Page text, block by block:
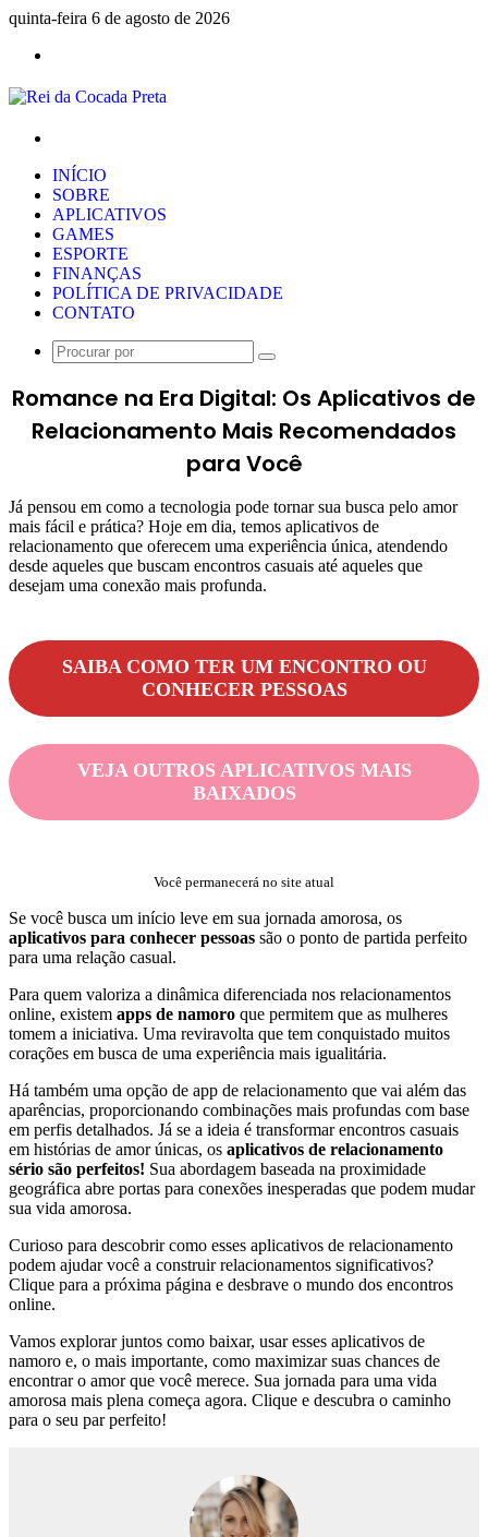
quinta-feira 6 de agosto de 2026
INÍCIO
SOBRE
APLICATIVOS
GAMES
ESPORTE
FINANÇAS
POLÍTICA DE PRIVACIDADE
CONTATO
Procurar
Romance na Era Digital: Os Aplicativos de
Relacionamento Mais Recomendados
para Você
Já pensou em como a tecnologia pode tornar sua busca pelo amor
mais fácil e prática? Hoje em dia, temos aplicativos de
relacionamento que oferecem uma experiência única, atendendo
desde aqueles que buscam encontros casuais até aqueles que
desejam uma conexão mais profunda.
SAIBA COMO TER UM ENCONTRO OU
CONHECER PESSOAS
VEJA OUTROS APLICATIVOS MAIS
BAIXADOS
Você permanecerá no site atual
Se você busca um início leve em sua jornada amorosa, os
aplicativos para conhecer pessoas são o ponto de partida perfeito
para uma relação casual.
Para quem valoriza a dinâmica diferenciada nos relacionamentos
online, existem apps de namoro que permitem que as mulheres
tomem a iniciativa. Uma reviravolta que tem conquistado muitos
corações em busca de uma experiência mais igualitária.
Há também uma opção de app de relacionamento que vai além das
aparências, proporcionando combinações mais profundas com base
em perfis detalhados. Já se a ideia é transformar encontros casuais
em histórias de amor únicas, os aplicativos de relacionamento
sério são perfeitos! Sua abordagem baseada na proximidade
geográfica abre portas para conexões inesperadas que podem mudar
sua vida amorosa.
Curioso para descobrir como esses aplicativos de relacionamento
podem ajudar você a construir relacionamentos significativos?
Clique para a próxima página e desbrave o mundo dos encontros
online.
Vamos explorar juntos como baixar, usar esses aplicativos de
namoro e, o mais importante, como maximizar suas chances de
encontrar o amor que você merece. Sua jornada para uma vida
amorosa mais plena começa agora. Clique e descubra o caminho
para o seu par perfeito!